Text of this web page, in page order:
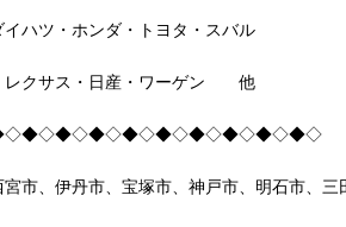
イハツ・ホンダ・トヨタ・スバル
レクサス・日産・ワーゲン 他
宮市、伊丹市、宝塚市、神戸市、明石市、